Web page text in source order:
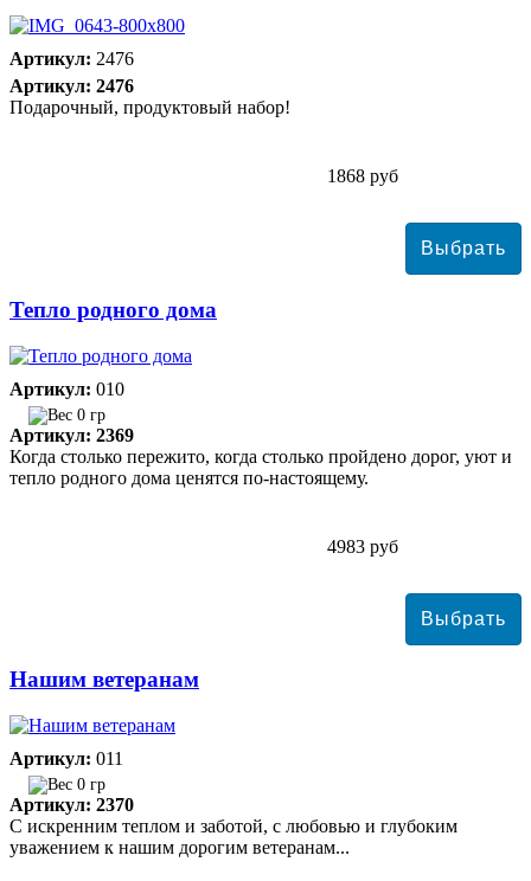
Артикул: 2476
Артикул: 2476
Подарочный, продуктовый набор!
1868 руб
Тепло родного дома
Артикул: 010
0 гр
Артикул: 2369
Когда столько пережито, когда столько пройдено дорог, уют и
тепло родного дома ценятся по-настоящему.
4983 руб
Нашим ветеранам
Артикул: 011
0 гр
Артикул: 2370
С искренним теплом и заботой, с любовью и глубоким
уважением к нашим дорогим ветеранам...